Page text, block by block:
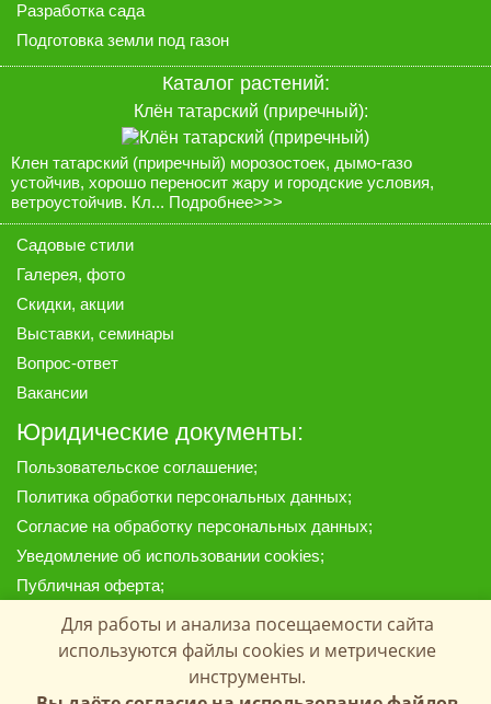
Разработка сада
Подготовка земли под газон
Каталог растений:
Клён татарский (приречный):
Клен татарский (приречный) морозостоек, дымо-газо
устойчив, хорошо переносит жару и городские условия,
ветроустойчив. Кл... Подробнее>>>
Садовые стили
Галерея, фото
Скидки, акции
Выставки, семинары
Вопрос-ответ
Вакансии
Юридические документы:
Пользовательское соглашение;
Политика обработки персональных данных;
Согласие на обработку персональных данных;
Уведомление об использовании cookies;
Публичная оферта;
Предоставленные на сайте материалы, цены и данные
носят информационный характер и ни при каких условиях
не являются публичной офертой, определяемой
положениями Статей 435 и 437 Гражданского кодекса РФ.
Для работы и анализа посещаемости сайта
используются файлы cookies и метрические
инструменты.